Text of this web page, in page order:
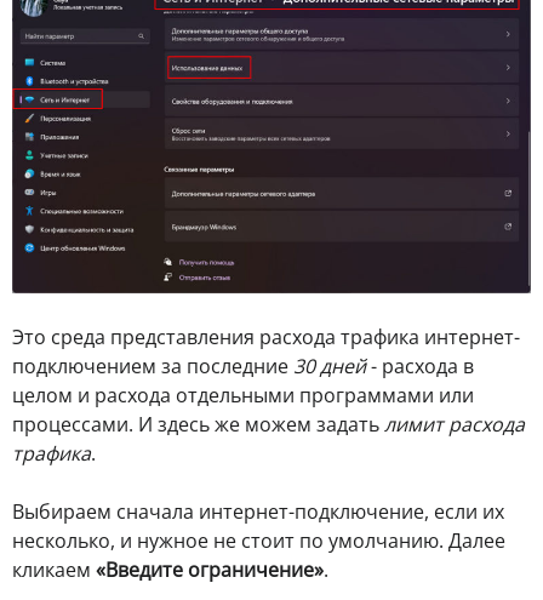
Это среда представления расхода трафика интернет-
подключением за последние 30 дней- расхода в
целом и расхода отдельными программами или
процессами. И здесь же можем задатьлимит расхода
трафика.
Выбираем сначала интернет-подключение, если их
несколько, и нужное не стоит по умолчанию. Далее
кликаем «Введите ограничение».